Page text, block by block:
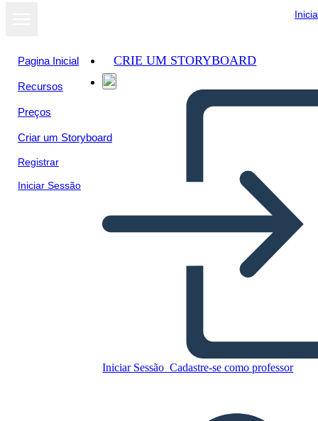
Pagina Inicial
Recursos
Preços
Criar um Storyboard
Registrar
Iniciar Sessão
CRIE UM STORYBOARD
Iniciar Sessão Cadastre-se como professor
פדרליזם - הפשרות של החוקה
CRIAR UM STORYBOARD